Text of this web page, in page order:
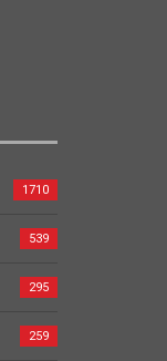
1710
539
295
259